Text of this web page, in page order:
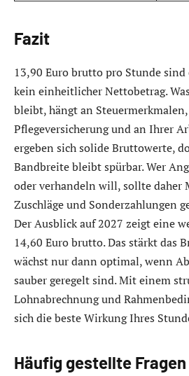
Fazit
13,90 Euro brutto pro Stunde sind
kein einheitlicher Nettobetrag.
bleibt, hängt an
Pflegeversicherung und an Ihrer
ergeben sich solide Bruttowerte,
Bandbreite bleibt spürbar. Wer
oder verhandeln will, sollte daher
Zuschläge und Sonderzahlungen
Der Ausblick auf 2027 zeigt eine
14,60 Euro brutto. Das stärkt das
wächst nur dann optimal, wenn
sauber geregelt sind. Mit einem
Lohnabrechnung und
sich die beste Wirkung Ihres
Häufig gestellte